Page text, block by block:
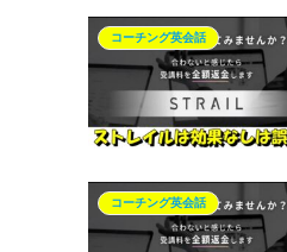
コーチング英会話
コーチング英会話